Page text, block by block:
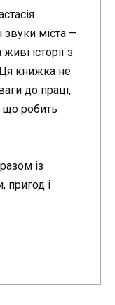
міста —
історії з
книжка не
до праці,
що робить
із
пригод і